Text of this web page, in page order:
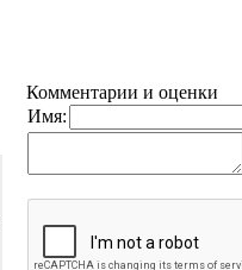
Комментарии и оценки
Имя: